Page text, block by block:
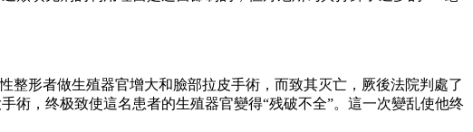
整形者做生殖器官增大和臉部拉皮手術，而致其灭亡，厥後法院判處了
術，终极致使這名患者的生殖器官變得“残破不全”。這一次變乱使他终